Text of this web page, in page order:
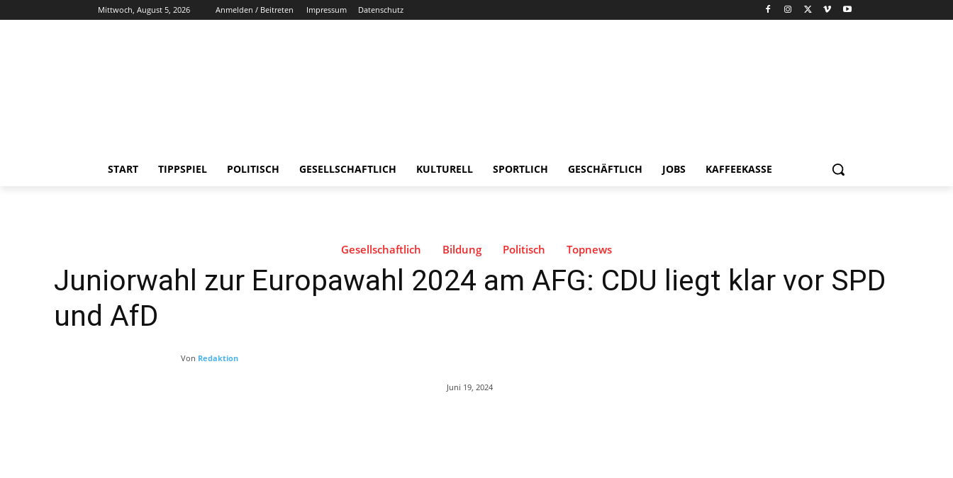
Mittwoch, August 5, 2026 Anmelden / Beitreten Impressum Datenschutz
START TIPPSPIEL POLITISCH GESELLSCHAFTLICH KULTURELL SPORTLICH GESCHÄFTLICH JOBS KAFFEEKASSE
Gesellschaftlich Bildung Politisch Topnews
Juniorwahl zur Europawahl 2024 am AFG: CDU liegt klar vor SPD
und AfD
Von Redaktion
Juni 19, 2024